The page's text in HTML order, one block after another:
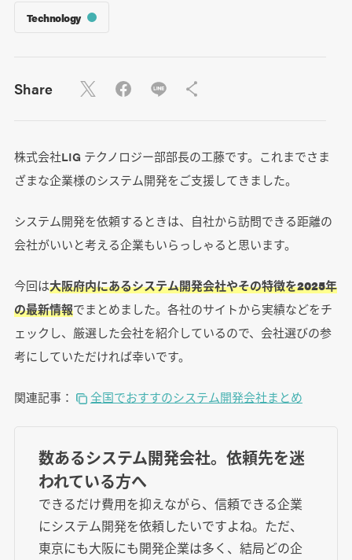
Technology
Share
株式会社LIG テクノロジー部部長の工藤です。これまでさま
ざまな企業様のシステム開発をご支援してきました。
システム開発を依頼するときは、自社から訪問できる距離の
会社がいいと考える企業もいらっしゃると思います。
今回は大阪府内にあるシステム開発会社やその特徴を2025年
の最新情報でまとめました。各社のサイトから実績などをチ
ェックし、厳選した会社を紹介しているので、会社選びの参
考にしていただければ幸いです。
関連記事： 全国でおすすのシステム開発会社まとめ
数あるシステム開発会社。依頼先を迷
われている方へ
できるだけ費用を抑えながら、信頼できる企業
にシステム開発を依頼したいですよね。ただ、
東京にも大阪にも開発企業は多く、結局どの企